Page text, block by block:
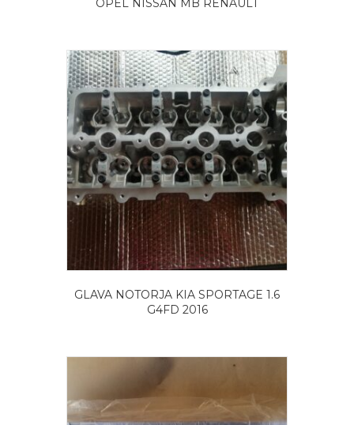
OPEL NISSAN MB RENAULT
GLAVA NOTORJA KIA SPORTAGE 1.6
G4FD 2016